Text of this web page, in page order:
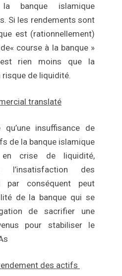
banque islamique
Si les rendements sont
est (rationnellement)
course à la banque »
rien moins que la
risque de liquidité.
translaté
insuffisance de
de la banque islamique
crise de liquidité,
l’insatisfaction des
par conséquent peut
de la banque qui se
de sacrifier une
pour stabiliser le
des actifs